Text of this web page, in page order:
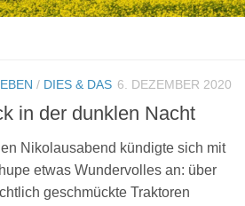
/ DIES & DAS 6. DEZEMBER 2020
in der dunklen Nacht
Nikolausabend kündigte sich mit
etwas Wundervolles an: über
geschmückte Traktoren